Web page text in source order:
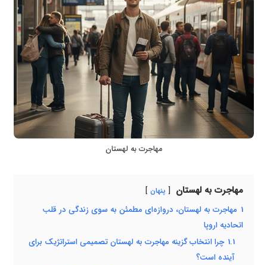
مهاجرت به لهستان
مهاجرت به لهستان پنهان
1 مهاجرت به لهستان، دروازه‌ای مطمئن به سوی زندگی در قلب
اتحادیه اروپا
1.1 چرا انتخاب گزینه مهاجرت به لهستان تصمیمی استراتژیک برای
آینده است؟